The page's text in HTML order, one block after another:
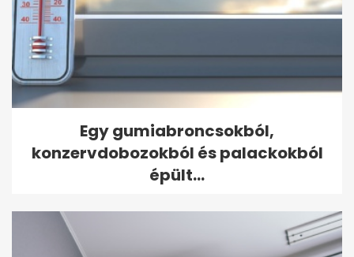
Egy gumiabroncsokból,
konzervdobozokból és palackokból
épült...